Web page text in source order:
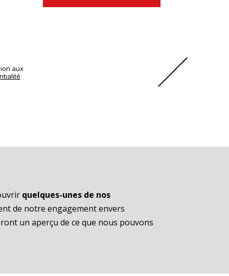
aux
quelques-unes de nos
de notre engagement envers
un aperçu de ce que nous pouvons